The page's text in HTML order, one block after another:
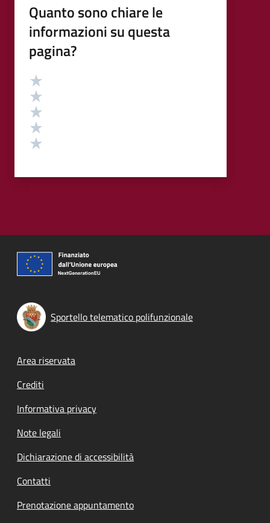
Quanto sono chiare le
informazioni su questa
pagina?
Valutazione
Sportello telematico polifunzionale
Footer menu
Area riservata
Crediti
Informativa privacy
Note legali
Dichiarazione di accessibilità
Contatti
Prenotazione appuntamento